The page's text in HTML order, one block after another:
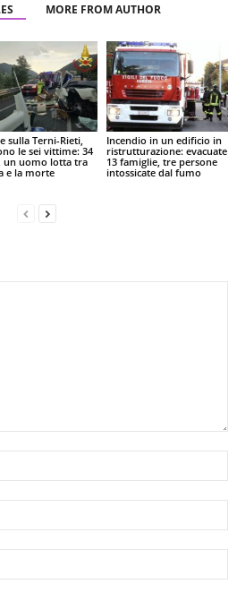
MORE FROM AUTHOR
sulla Terni-Rieti,
le sei vittime: 34
un uomo lotta tra
e la morte
Incendio in un edificio in
ristrutturazione: evacuate
13 famiglie, tre persone
intossicate dal fumo